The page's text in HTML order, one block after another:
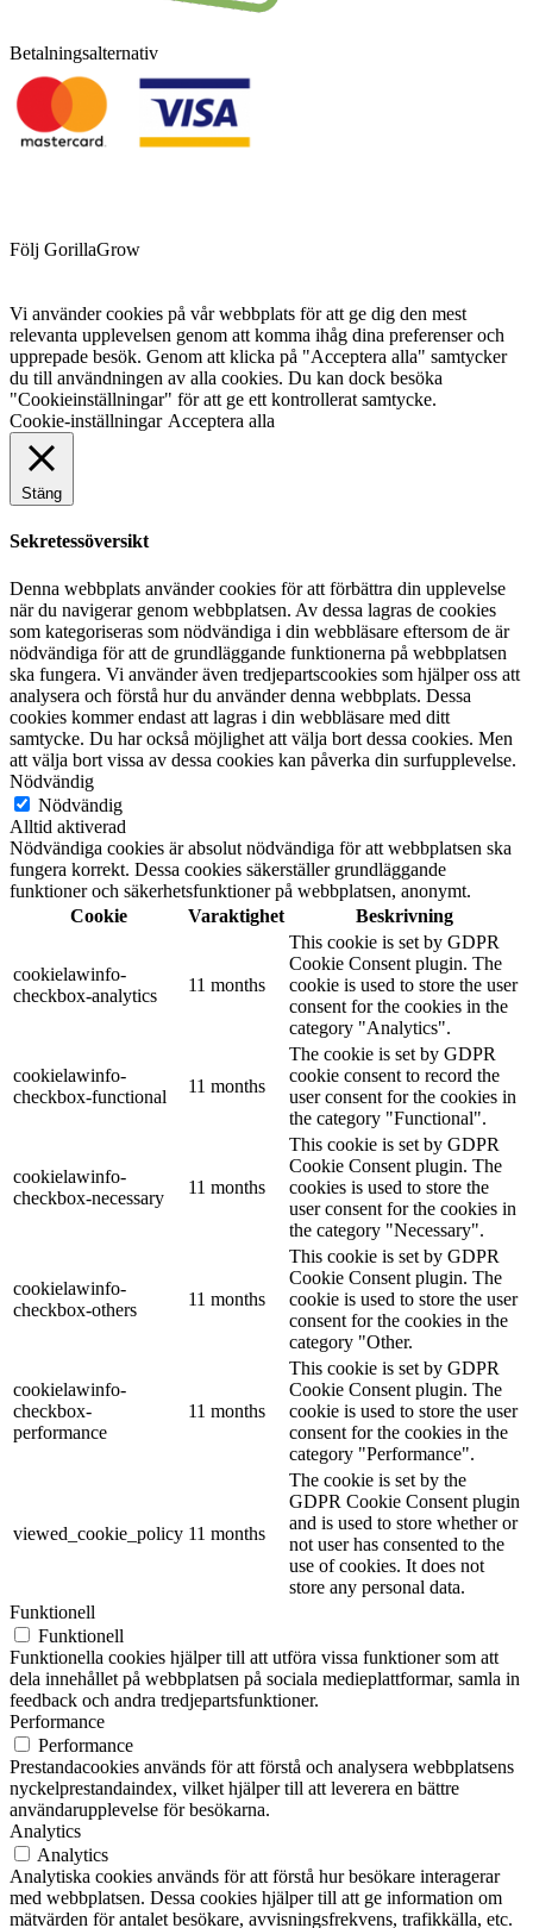
Betalningsalternativ
Följ GorillaGrow
Vi använder cookies på vår webbplats för att ge dig den mest
relevanta upplevelsen genom att komma ihåg dina preferenser och
upprepade besök. Genom att klicka på "Acceptera alla" samtycker
du till användningen av alla cookies. Du kan dock besöka
"Cookieinställningar" för att ge ett kontrollerat samtycke.
Cookie-inställningar Acceptera alla
Stäng
Sekretessöversikt
Denna webbplats använder cookies för att förbättra din upplevelse
när du navigerar genom webbplatsen. Av dessa lagras de cookies
som kategoriseras som nödvändiga i din webbläsare eftersom de är
nödvändiga för att de grundläggande funktionerna på webbplatsen
ska fungera. Vi använder även tredjepartscookies som hjälper oss att
analysera och förstå hur du använder denna webbplats. Dessa
cookies kommer endast att lagras i din webbläsare med ditt
samtycke. Du har också möjlighet att välja bort dessa cookies. Men
att välja bort vissa av dessa cookies kan påverka din surfupplevelse.
Nödvändig
Nödvändig
Alltid aktiverad
Nödvändiga cookies är absolut nödvändiga för att webbplatsen ska
fungera korrekt. Dessa cookies säkerställer grundläggande
funktioner och säkerhetsfunktioner på webbplatsen, anonymt.
Cookie
Varaktighet Beskrivning
cookielawinfo-
checkbox-analytics
11 months
This cookie is set by GDPR
Cookie Consent plugin. The
cookie is used to store the user
consent for the cookies in the
category "Analytics".
cookielawinfo-
checkbox-functional
11 months
The cookie is set by GDPR
cookie consent to record the
user consent for the cookies in
the category "Functional".
cookielawinfo-
checkbox-necessary
11 months
This cookie is set by GDPR
Cookie Consent plugin. The
cookies is used to store the
user consent for the cookies in
the category "Necessary".
cookielawinfo-
checkbox-others
11 months
This cookie is set by GDPR
Cookie Consent plugin. The
cookie is used to store the user
consent for the cookies in the
category "Other.
cookielawinfo-
checkbox-
performance
11 months
This cookie is set by GDPR
Cookie Consent plugin. The
cookie is used to store the user
consent for the cookies in the
category "Performance".
viewed_cookie_policy 11 months
The cookie is set by the
GDPR Cookie Consent plugin
and is used to store whether or
not user has consented to the
use of cookies. It does not
store any personal data.
Funktionell
Funktionell
Funktionella cookies hjälper till att utföra vissa funktioner som att
dela innehållet på webbplatsen på sociala medieplattformar, samla in
feedback och andra tredjepartsfunktioner.
Performance
Performance
Prestandacookies används för att förstå och analysera webbplatsens
nyckelprestandaindex, vilket hjälper till att leverera en bättre
användarupplevelse för besökarna.
Analytics
Analytics
Analytiska cookies används för att förstå hur besökare interagerar
med webbplatsen. Dessa cookies hjälper till att ge information om
mätvärden för antalet besökare, avvisningsfrekvens, trafikkälla, etc.